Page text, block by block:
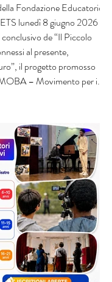
Fondazione Educatorio
lunedì 8 giugno 2026
de “Il Piccolo
al presente,
il progetto promosso
– Movimento per i
Diritti Negati
il contributo della
il patrocinio della Città di